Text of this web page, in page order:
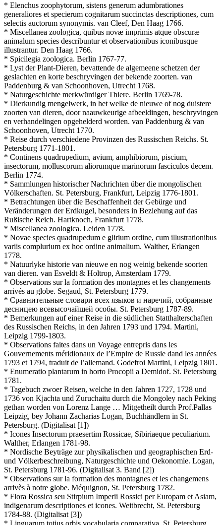
* Elenchus zoophytorum, sistens generum adumbrationes
generaliores et specierum cognitarum succinctas descriptiones, cum
selectis auctorum synonymis. van Cleef, Den Haag 1766.
* Miscellanea zoologica, quibus novæ imprimis atque obscuræ
animalum species describuntur et observationibus iconibusque
illustrantur. Den Haag 1766.
* Spicilegia zoologica. Berlin 1767-77.
* Lyst der Plant-Dieren, bevattende de algemeene schetzen der
geslachten en korte beschryvingen der bekende zoorten. van
Paddenburg & van Schoonhoven, Utrecht 1768.
* Naturgeschichte merkwürdiger Thiere. Berlin 1769-78.
* Dierkundig mengelwerk, in het welke de nieuwe of nog duistere
zoorten van dieren, door naauwkeurige afbeeldingen, beschryvingen
en verhandelingen opgehelderd worden. van Paddenburg & van
Schoonhoven, Utrecht 1770.
* Reise durch verschiedene Provinzen des Russischen Reichs. St.
Petersburg 1771-1801.
* Continens quadrupedium, avium, amphibiorum, piscium,
insectorum, molluscorum aliorumque marinorum fasciculos decem.
Berlin 1774.
* Sammlungen historischer Nachrichten über die mongolischen
Völkerschaften. St. Petersburg, Frankfurt, Leipzig 1776-1801.
* Betrachtungen über die Beschaffenheit der Gebürge und
Veränderungen der Erdkugel, besonders in Beziehung auf das
Rußische Reich. Hartknoch, Frankfurt 1778.
* Miscellanea zoologica. Leiden 1778.
* Novae species quadrupedum e glirium ordine, cum illustrationibus
variis complurium ex hoc ordine animalium. Walther, Erlangen
1778.
* Natuurlyke historie van nieuwe en nog weinig bekende soorten
van dieren. van Esveldt & Holtrop, Amsterdam 1779.
* Observations sur la formation des montagnes et les changements
arrivés au globe. Segaud, St. Petersburg 1779.
* Сравнительные словари всех языков и наречий, собранные
десницею всевысочайшей особы. St. Petersburg 1787-89.
* Bemerkungen auf einer Reise in die südlichen Statthalterschaften
des Russischen Reichs, in den Jahren 1793 und 1794. Martini,
Leipzig 1799-1803.
* Observations faites dans un Voyage entrepris dans les
Gouvernements méridionaux de l’Empire de Russie dand les années
1793 et 1794, traduit de l’allemand. Godefroi Martini, Leipzig 1801.
* Enumeratio plantarum in horto Procopii a Demidof. St. Petersburg
1781.
* Tagebuch zwoer Reisen, welche in den Jahren 1727, 1728 und
1736 von Kjachta und Zuruchaitu durch die Mongoley nach Peking
gethan worden von Lorenz Lange … Mitgetheilt durch Prof.Pallas
Leipzig, bey Johann Zacharias Logan, Buchhändlern in St.
Petersburg. (Digitalisat [1])
* Icones Insectorum praesertim Rossicae, Sibiriaeque peculiarium.
Walther, Erlangen 1781-98.
* Nordische Beyträge zur physikalischen und geographischen Erd-
und Völkerbeschreibung, Naturgeschichte und Oekonomie. Logan,
St. Petersburg 1781-96. (Digitalisat 3. Band [2])
* Observations sur la formation des montagnes et les changemens
arrivès à notre globe. Méquignon, St. Petersburg 1782.
* Flora Rossica seu Stirpium Imperii Rossici per Europam et Asiam,
indigenarum descriptiones et icones. Weitbrecht, St. Petersburg
1784-88. (Digitalisat [3])
* Linguarum totius orbis vocabularia comparativa. St. Petersburg